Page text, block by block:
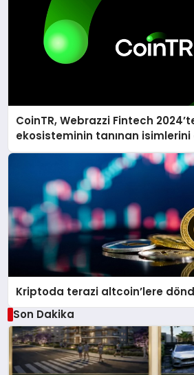
CoinTR, Webrazzi Fintech
ekosisteminin tanınan isimlerini
Kriptoda terazi altcoin’lere
Son Dakika